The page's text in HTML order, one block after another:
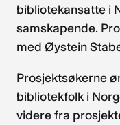
bibliotekansatte i
samskapende.
med Øystein
Prosjektsøkerne
bibliotekfolk i
videre fra